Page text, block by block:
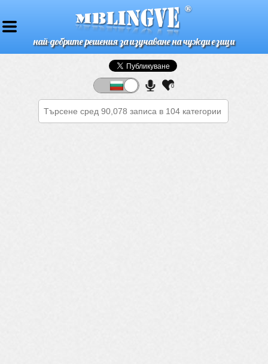
най-добрите решения за изучаване на чужди езици
0